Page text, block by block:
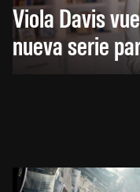
Viola Davis
nueva serie